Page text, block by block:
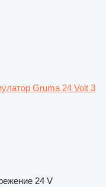
Gruma 24 Volt 3
24 V